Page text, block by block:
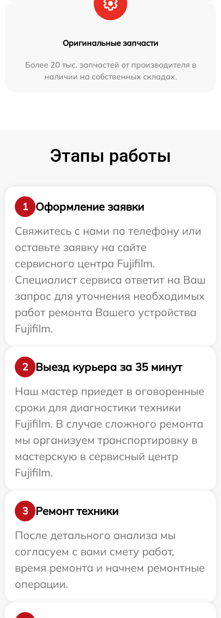
Оригинальные запчасти
Более 20 тыс. запчастей от производителя в
наличии на собственных складах.
Этапы работы
1
Оформление заявки
Свяжитесь с нами по телефону или
оставьте заявку на сайте
сервисного центра Fujifilm.
Специалист сервиса ответит на Ваш
запрос для уточнения необходимых
работ ремонта Вашего устройства
Fujifilm.
2
Выезд курьера за 35 минут
Наш мастер приедет в оговоренные
сроки для диагностики техники
Fujifilm. В случае сложного ремонта
мы организуем транспортировку в
мастерскую в сервисный центр
Fujifilm.
3
Ремонт техники
После детального анализа мы
согласуем с вами смету работ,
время ремонта и начнем ремонтные
операции.